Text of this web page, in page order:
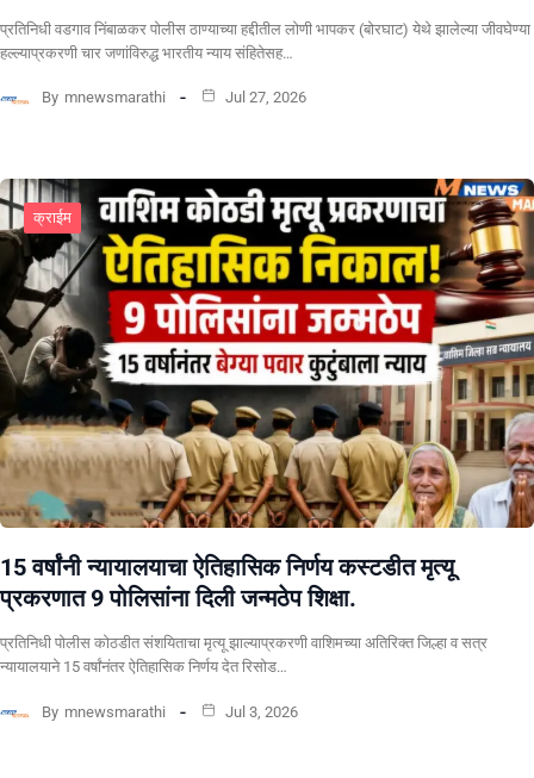
प्रतिनिधी वडगाव निंबाळकर पोलीस ठाण्याच्या हद्दीतील लोणी भापकर (बोरघाट) येथे झालेल्या जीवघेण्या
हल्ल्याप्रकरणी चार जणांविरुद्ध भारतीय न्याय संहितेसह…
By mnewsmarathi Jul 27, 2026
क्राईम
15 वर्षांनी न्यायालयाचा ऐतिहासिक निर्णय कस्टडीत मृत्यू
प्रकरणात 9 पोलिसांना दिली जन्मठेप शिक्षा.
प्रतिनिधी पोलीस कोठडीत संशयिताचा मृत्यू झाल्याप्रकरणी वाशिमच्या अतिरिक्त जिल्हा व सत्र
न्यायालयाने 15 वर्षांनंतर ऐतिहासिक निर्णय देत रिसोड…
By mnewsmarathi Jul 3, 2026